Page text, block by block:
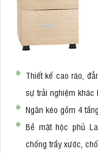
Thiết kế cao ráo,
sự trải nghiệm khác
Ngăn kéo gồm 4
Bề mặt hộc phủ
chống trầy xước,